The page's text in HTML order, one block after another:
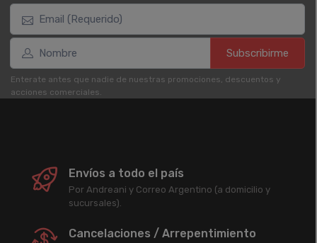
Subscribirme
Enterate antes que nadie de nuestras promociones, descuentos y
acciones comerciales.
Envíos a todo el país
Por Andreani y Correo Argentino (a domicilio y
sucursales).
Cancelaciones / Arrepentimiento